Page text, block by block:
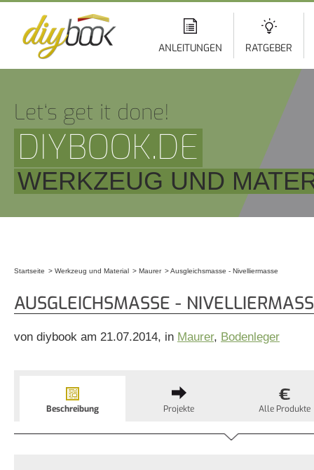
ANLEITUNGEN RATGEBER
Let‘s get it done!
DIYBOOK.DE
WERKZEUG UND
Startseite Werkzeug und Material Maurer Ausgleichsmasse - Nivelliermasse
AUSGLEICHSMASSE -
von diybook am 21.07.2014, in Maurer, Bodenleger
Beschreibung Projekte Alle Produkte